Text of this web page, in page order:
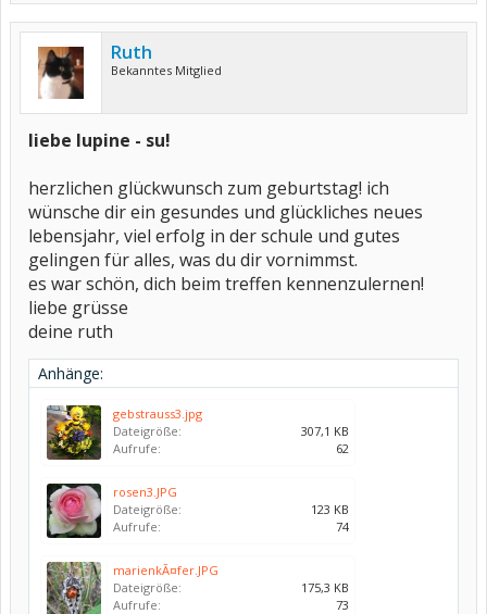
Ruth
Bekanntes Mitglied
liebe lupine - su!
herzlichen glückwunsch zum geburtstag! ich
wünsche dir ein gesundes und glückliches neues
lebensjahr, viel erfolg in der schule und gutes
gelingen für alles, was du dir vornimmst.
es war schön, dich beim treffen kennenzulernen!
liebe grüsse
deine ruth
Anhänge:
gebstrauss3.jpg
Dateigröße:
307,1 KB
Aufrufe:
62
rosen3.JPG
Dateigröße:
123 KB
Aufrufe:
74
marienkÃ¤fer.JPG
Dateigröße:
175,3 KB
Aufrufe:
73